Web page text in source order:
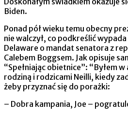
Biden.
Ponad pół wieku temu obecny
nie walczył, co podkreślić
Delaware o mandat senatora z
Calebem Boggsem. Jak opisuje
“Spełniając obietnice”: “Byłem
rodziną i rodzicami Neilli, kiedy
żeby przyznać się do porażki:
– Dobra kampania, Joe –